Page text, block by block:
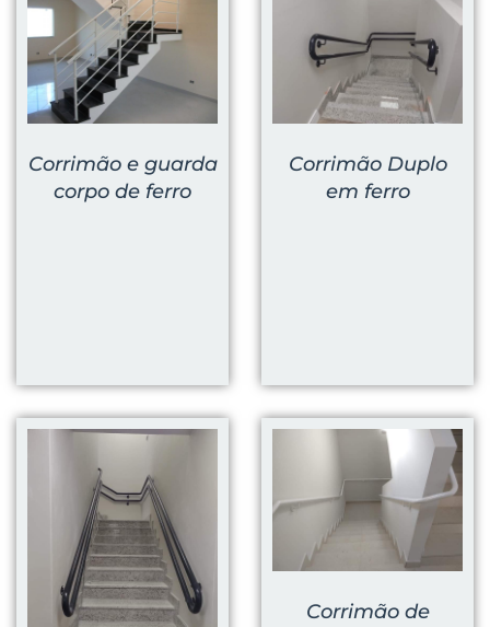
Corrimão e guarda
corpo de ferro
Corrimão Duplo
em ferro
Corrimão de